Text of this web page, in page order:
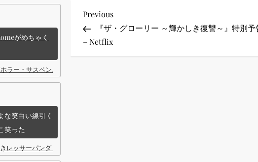
投
稿
Previous
Post
Previous
『ザ・グローリー ～輝かしき復讐～』特別予
– Netflix
がめちゃく
ラー・サスペンス・ノワール】韓国至上の《最凶の悪》が登場する韓国映画。
な笑白い線引く
笑った
レッサーパンダ ｜Disney (ディズニープラス）